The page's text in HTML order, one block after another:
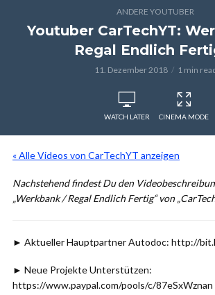
ANDERE YOUTUBER
Youtuber CarTechYT:
Regal Endlich
11. Dezember 2018 1 min
WATCH LATER CINEMA MODE
« Alle Videos von CarTechYT anzeigen
Nachstehend findest Du den
„Werkbank / Regal Endlich Fertig“ von
► Aktueller Hauptpartner Autodoc: http://
► Neue Projekte Unterstützen:
https://www.paypal.com/pools/c/87eSxWznan